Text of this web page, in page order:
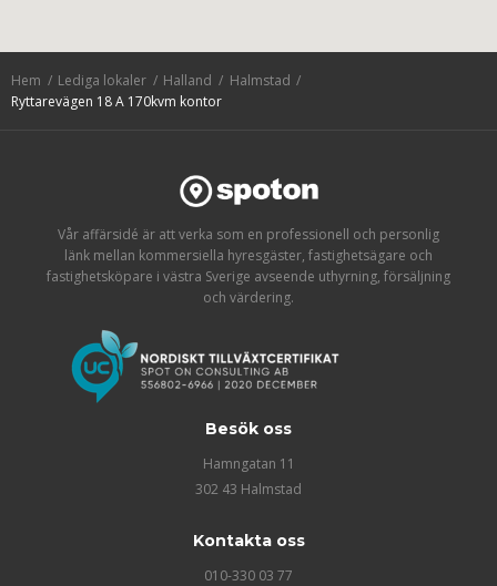
Hem Lediga lokaler Halland
Halmstad
Ryttarevägen 18 A 170kvm kontor
Vår affärsidé är att verka som en professionell och personlig
länk mellan kommersiella hyresgäster, fastighetsägare och
fastighetsköpare i västra Sverige avseende uthyrning, försäljning
och värdering.
Besök oss
Hamngatan 11
302 43 Halmstad
Kontakta oss
010-330 03 77